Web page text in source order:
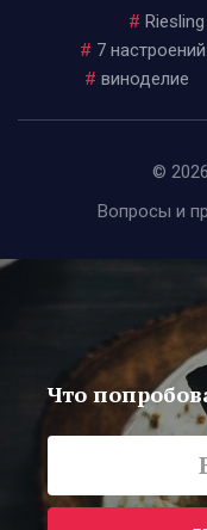
#
# 7
# виноделие
©
Вопросы и
Что